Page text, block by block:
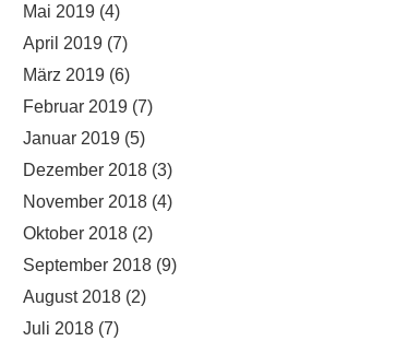
Mai 2019 (4)
April 2019 (7)
März 2019 (6)
Februar 2019 (7)
Januar 2019 (5)
Dezember 2018 (3)
November 2018 (4)
Oktober 2018 (2)
September 2018 (9)
August 2018 (2)
Juli 2018 (7)